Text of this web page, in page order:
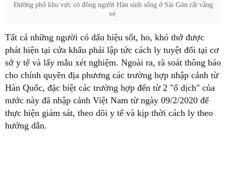
Đường phố khu vực có đông người Hàn sinh sống ở Sài Gòn rất vắng
vẻ.
Tất cả những người có dấu hiệu sốt, ho, khó thở được
phát hiện tại cửa khẩu phải lập tức cách ly tuyệt đối tại cơ
sở y tế và lấy mẫu xét nghiệm. Ngoài ra, rà soát thông báo
cho chính quyền địa phương các trường hợp nhập cảnh từ
Hàn Quốc, đặc biệt các trường hợp đến từ 2 "ổ dịch" của
nước này đã nhập cảnh Việt Nam từ ngày 09/2/2020 để
thực hiện giám sát, theo dõi y tế và kịp thời cách ly theo
hướng dẫn.